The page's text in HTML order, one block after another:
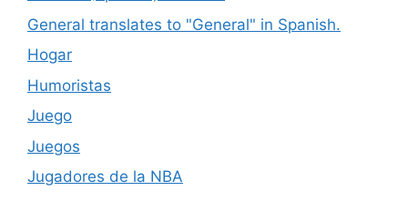
General translates to "General" in Spanish.
Hogar
Humoristas
Juego
Juegos
Jugadores de la NBA